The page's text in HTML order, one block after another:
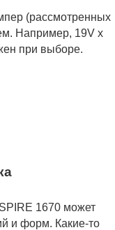
(рассмотренных
Например, 19V x
при выборе.
1670 может
и форм. Какие-то